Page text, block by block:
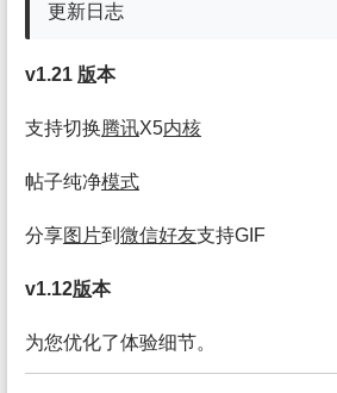
更新日志
v1.21 版本
支持切换腾讯X5内核
帖子纯净模式
分享图片到 微信好友支持GIF
v1.12版本
为您优化了体验细节。